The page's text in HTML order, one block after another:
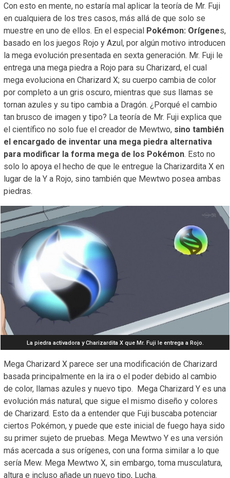
Con esto en mente, no estaría mal aplicar la teoría de Mr. Fuji
en cualquiera de los tres casos, más allá de que solo se
muestre en uno de ellos. En el especial Pokémon: Orígenes,
basado en los juegos Rojo y Azul, por algún motivo introducen
la mega evolución presentada en sexta generación. Mr. Fuji le
entrega una mega piedra a Rojo para su Charizard, el cual
mega evoluciona en Charizard X; su cuerpo cambia de color
por completo a un gris oscuro, mientras que sus llamas se
tornan azules y su tipo cambia a Dragón. ¿Porqué el cambio
tan brusco de imagen y tipo? La teoría de Mr. Fuji explica que
el científico no solo fue el creador de Mewtwo, sino también
el encargado de inventar una mega piedra alternativa
para modificar la forma mega de los Pokémon. Esto no
solo lo apoya el hecho de que le entregue la Charizardita X en
lugar de la Y a Rojo, sino también que Mewtwo posea ambas
piedras.
La piedra activadora y Charizardita X que Mr. Fuji le entrega a Rojo.
Mega Charizard X parece ser una modificación de Charizard
basada principalmente en la ira o el poder debido al cambio
de color, llamas azules y nuevo tipo. Mega Charizard Y es una
evolución más natural, que sigue el mismo diseño y colores
de Charizard. Esto da a entender que Fuji buscaba potenciar
ciertos Pokémon, y puede que este inicial de fuego haya sido
su primer sujeto de pruebas. Mega Mewtwo Y es una versión
más acercada a sus orígenes, con una forma similar a lo que
sería Mew. Mega Mewtwo X, sin embargo, toma musculatura,
altura e incluso añade un nuevo tipo, Lucha.